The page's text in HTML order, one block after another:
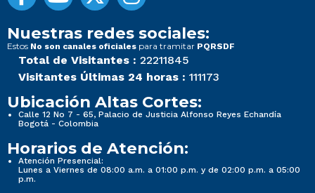
Nuestras redes sociales:
Estos No son canales oficiales para tramitar PQRSDF
Total de Visitantes : 22211845
Visitantes Últimas 24 horas : 111173
Ubicación Altas Cortes:
Calle 12 No 7 - 65, Palacio de Justicia Alfonso Reyes Echandía
Bogotá - Colombia
Horarios de Atención:
Atención Presencial:
Lunes a Viernes de 08:00 a.m. a 01:00 p.m. y de 02:00 p.m. a 05:00
p.m.